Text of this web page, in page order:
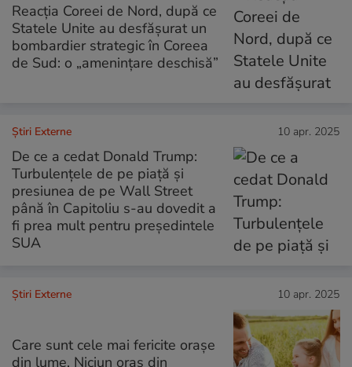
Reacția Coreei de Nord, după ce
Statele Unite au desfășurat un
bombardier strategic în Coreea
de Sud: o „amenințare deschisă”
Știri Externe 10 apr. 2025
De ce a cedat Donald Trump:
Turbulențele de pe piață și
presiunea de pe Wall Street
până în Capitoliu s-au dovedit a
fi prea mult pentru președintele
SUA
Știri Externe 10 apr. 2025
Care sunt cele mai fericite orașe
din lume. Niciun oraș din